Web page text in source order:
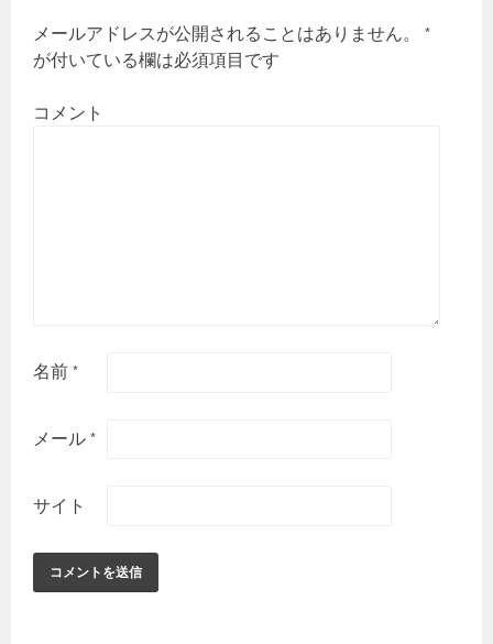
シ
ョ
メールアドレスが公開されることはありません。
*
が付いている欄は必須項目です
コメント
名前 *
メール *
サイト